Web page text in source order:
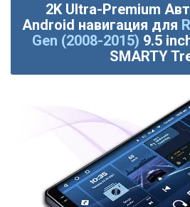
2K Ultra-Premium
Android навигация для
Gen (2008-2015) 9.5
SMARTY